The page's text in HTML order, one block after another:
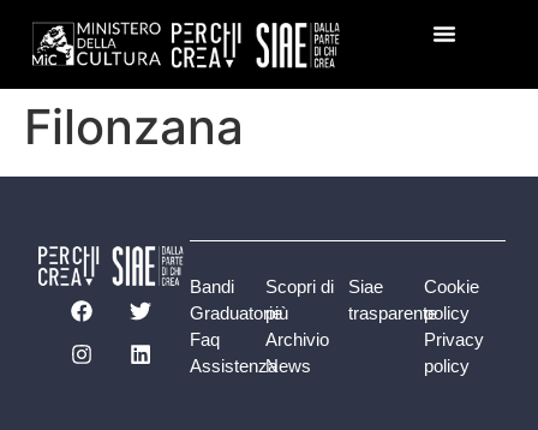
Filonzana
Bandi
Graduatorie
Faq
Assistenza
Scopri di
più
Archivio
News
Siae
trasparente
Cookie
policy
Privacy
policy